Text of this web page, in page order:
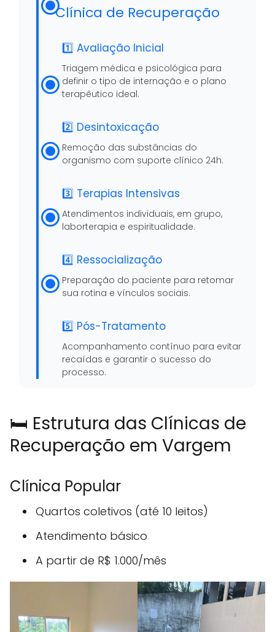
Clínica de Recuperação
1️⃣ Avaliação Inicial
Triagem médica e psicológica para
definir o tipo de internação e o plano
terapêutico ideal.
2️⃣ Desintoxicação
Remoção das substâncias do
organismo com suporte clínico 24h.
3️⃣ Terapias Intensivas
Atendimentos individuais, em grupo,
laborterapia e espiritualidade.
4️⃣ Ressocialização
Preparação do paciente para retomar
sua rotina e vínculos sociais.
5️⃣ Pós-Tratamento
Acompanhamento contínuo para evitar
recaídas e garantir o sucesso do
processo.
🛏️ Estrutura das Clínicas de
Recuperação em Vargem
Clínica Popular
Quartos coletivos (até 10 leitos)
Atendimento básico
A partir de R$ 1.000/mês